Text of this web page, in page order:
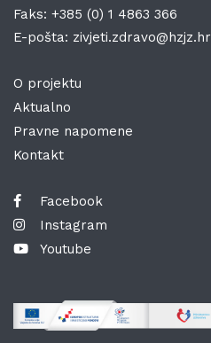
Faks: +385 (0) 1 4863 366
E-pošta: zivjeti.zdravo@hzjz.hr
O projektu
Aktualno
Pravne napomene
Kontakt
Facebook
Instagram
Youtube